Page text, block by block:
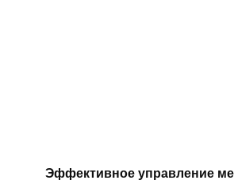
Эффективное управление